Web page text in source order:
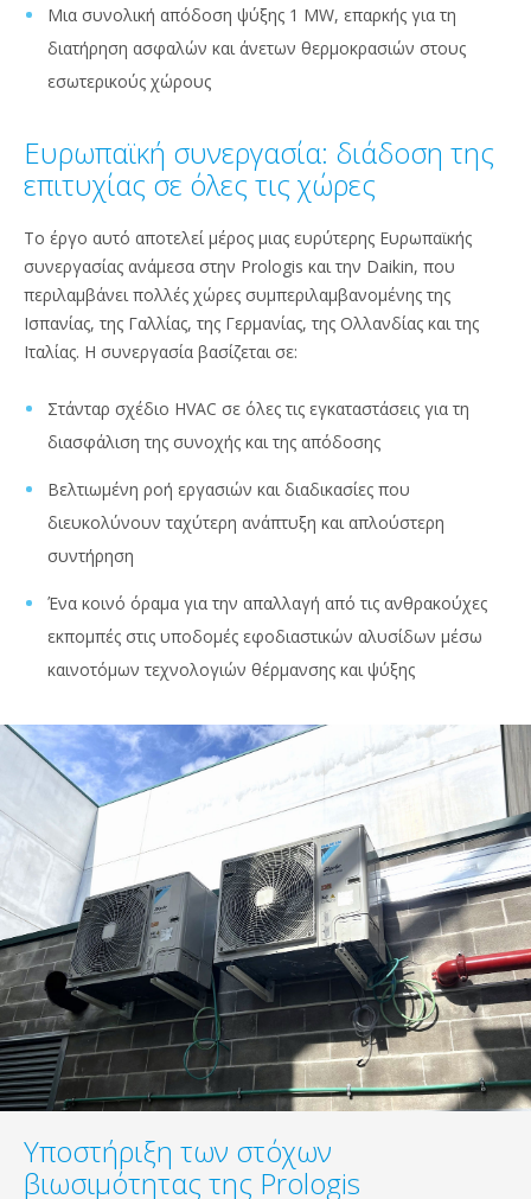
Μια συνολική απόδοση ψύξης 1 MW, επαρκής για τη
διατήρηση ασφαλών και άνετων θερμοκρασιών στους
εσωτερικούς χώρους
Ευρωπαϊκή συνεργασία: διάδοση της
επιτυχίας σε όλες τις χώρες
Το έργο αυτό αποτελεί μέρος μιας ευρύτερης Ευρωπαϊκής
συνεργασίας ανάμεσα στην Prologis και την Daikin, που
περιλαμβάνει πολλές χώρες συμπεριλαμβανομένης της
Ισπανίας, της Γαλλίας, της Γερμανίας, της Ολλανδίας και της
Ιταλίας. Η συνεργασία βασίζεται σε:
Στάνταρ σχέδιο HVAC σε όλες τις εγκαταστάσεις για τη
διασφάλιση της συνοχής και της απόδοσης
Βελτιωμένη ροή εργασιών και διαδικασίες που
διευκολύνουν ταχύτερη ανάπτυξη και απλούστερη
συντήρηση
Ένα κοινό όραμα για την απαλλαγή από τις ανθρακούχες
εκπομπές στις υποδομές εφοδιαστικών αλυσίδων μέσω
καινοτόμων τεχνολογιών θέρμανσης και ψύξης
Υποστήριξη των στόχων
βιωσιμότητας της Prologis